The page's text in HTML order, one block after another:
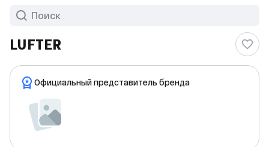
LUFTER
Официальный представитель бренда